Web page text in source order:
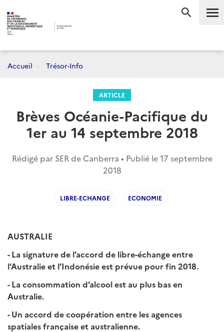
Accueil Trésor-Info
ARTICLE
Brèves Océanie-Pacifique du
1er au 14 septembre 2018
Rédigé par SER de Canberra • Publié le17 septembre
2018
LIBRE-ECHANGE ECONOMIE
AUSTRALIE
- La signature de l’accord de libre-échange entre
l’Australie et l’Indonésie est prévue pour fin 2018.
- La consommation d’alcool est au plus bas en
Australie.
- Un accord de coopération entre les agences
spatiales française et australienne.